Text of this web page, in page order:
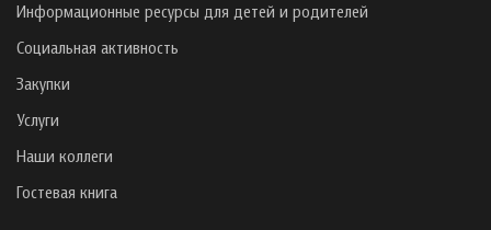
Информационные ресурсы для детей и родителей
Социальная активность
Закупки
Услуги
Наши коллеги
Гостевая книга